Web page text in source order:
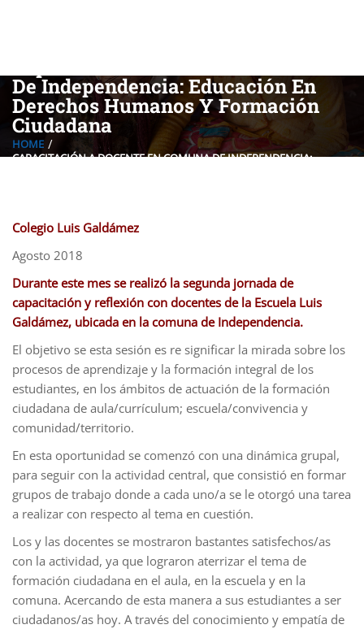
De Independencia: Educación En
Derechos Humanos Y Formación
Ciudadana
HOME
CAPACITACIÓN A DOCENTE EN COMUNA DE INDEPENDENCIA:
Colegio Luis Galdámez
Agosto 2018
Durante este mes se realizó la segunda jornada de
capacitación y reflexión con docentes de la Escuela Luis
Galdámez, ubicada en la comuna de Independencia.
El objetivo se esta sesión es re significar la mirada sobre los
procesos de aprendizaje y la formación integral de los
estudiantes, en los ámbitos de actuación de la formación
ciudadana de aula/currículum; escuela/convivencia y
comunidad/territorio.
En esta oportunidad se comenzó con una dinámica grupal,
para seguir con la actividad central, que consistió en formar
grupos de trabajo donde a cada uno/a se le otorgó una tarea
a realizar con respecto al tema en cuestión.
Los y las docentes se mostraron bastantes satisfechos/as
con la actividad, ya que lograron aterrizar el tema de
formación ciudadana en el aula, en la escuela y en la
comuna. Acercando de esta manera a sus estudiantes a ser
ciudadanos/as hoy. A través del conocimiento y empatía de